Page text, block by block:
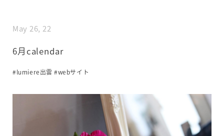
May 26, 22
6月calendar
#lumiere出雲 #webサイト